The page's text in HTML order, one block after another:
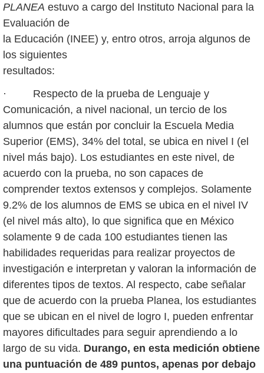
PLANEA estuvo a cargo del Instituto Nacional para la
Evaluación de
la Educación (INEE) y, entro otros, arroja algunos de
los siguientes
resultados:
· Respecto de la prueba de Lenguaje y
Comunicación, a nivel nacional, un tercio de los
alumnos que están por concluir la Escuela Media
Superior (EMS), 34% del total, se ubica en nivel I (el
nivel más bajo). Los estudiantes en este nivel, de
acuerdo con la prueba, no son capaces de
comprender textos extensos y complejos. Solamente
9.2% de los alumnos de EMS se ubica en el nivel IV
(el nivel más alto), lo que significa que en México
solamente 9 de cada 100 estudiantes tienen las
habilidades requeridas para realizar proyectos de
investigación e interpretan y valoran la información de
diferentes tipos de textos. Al respecto, cabe señalar
que de acuerdo con la prueba Planea, los estudiantes
que se ubican en el nivel de logro I, pueden enfrentar
mayores dificultades para seguir aprendiendo a lo
largo de su vida. Durango, en esta medición obtiene
una puntuación de 489 puntos, apenas por debajo